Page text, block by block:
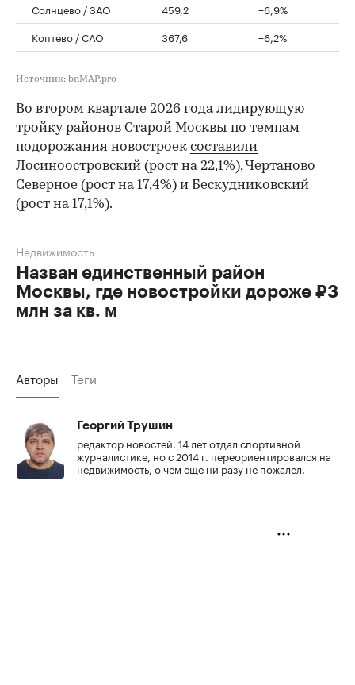
Солнцево / ЗАО
459,2
+6,9%
Коптево / САО
367,6 +6,2%
Источник: bnMAP.pro
Во втором квартале 2026 года лидирующую
тройку районов Старой Москвы по темпам
подорожания новостроек составили
Лосиноостровский (рост на 22,1%), Чертаново
Северное (рост на 17,4%) и Бескудниковский
(рост на 17,1%).
Назван единственный район
Москвы, где новостройки дороже ₽3
млн за кв. м
Недвижимость
Авторы Теги
Георгий Трушин
редактор новостей. 14 лет отдал спортивной
журналистике, но с 2014 г. переориентировался на
недвижимость, о чем еще ни разу не пожалел.